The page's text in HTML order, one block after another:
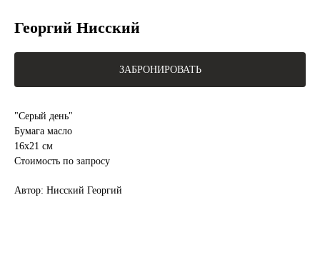
Георгий Нисский
ЗАБРОНИРОВАТЬ
"Серый день"
Бумага масло
16х21 см
Стоимость по запросу
Автор: Нисский Георгий